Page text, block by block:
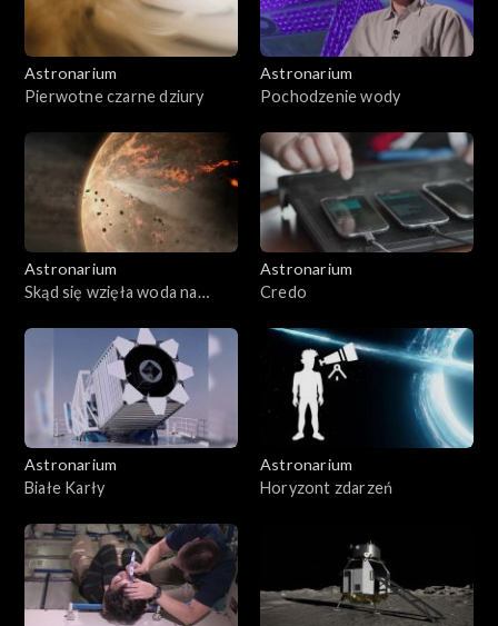
Astronarium
Pierwotne czarne dziury
Astronarium
Pochodzenie wody
Astronarium
Skąd się wzięła woda na
Astronarium
Credo
Astronarium
Białe Karły
Astronarium
Horyzont zdarzeń